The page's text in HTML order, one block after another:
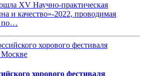
XV Научно-практическая
и качество»-2022, проводимая
по…
хорового фестиваля